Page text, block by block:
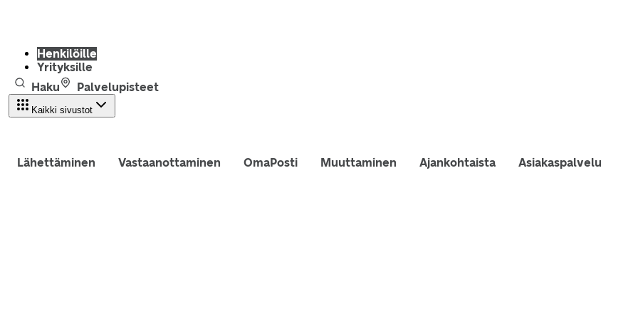
Henkilöille
Yrityksille
Haku
Palvelupisteet
Kaikki sivustot
Lähettäminen Vastaanottaminen OmaPosti Muuttaminen Ajankohtaista Asiakaspalvelu